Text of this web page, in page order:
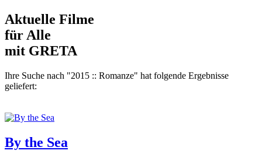
Aktuelle Filme
für Alle
mit GRETA
Ihre Suche nach "2015 :: Romanze" hat folgende Ergebnisse
geliefert:
By the Sea